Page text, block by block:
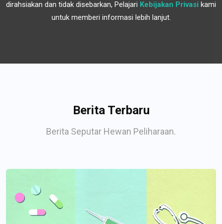
dirahsiakan dan tidak disebarkan, Pelajari Kebijakan Privasi kami
untuk memberi informasi lebih lanjut.
Berita Terbaru
Berita Seputar Hewan Peliharaan.